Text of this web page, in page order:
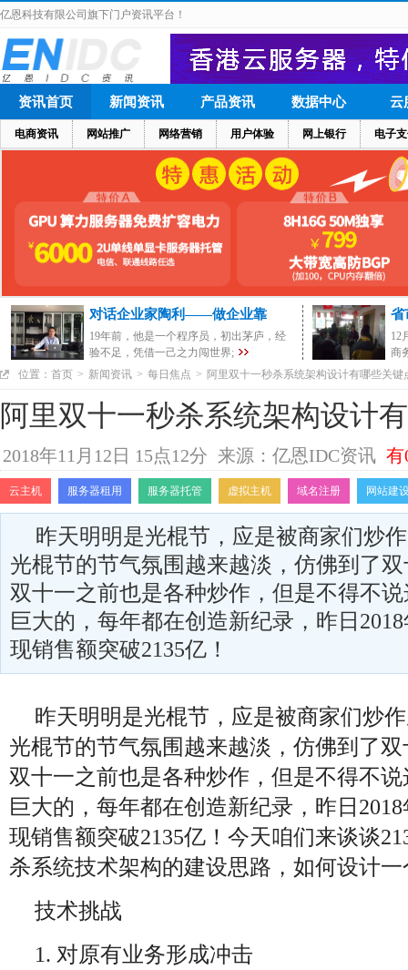
亿恩科技有限公司旗下门户资讯平台！
资讯首页
电商资讯 网站推广 网络营销 用户体验 网上银行 电子
新闻资讯 产品资讯 数据中心 云
对话企业家陶利——做企业靠
19年前，他是一个程序员，初出茅庐，经
验不足，凭借一己之力闯世界;
省
12
商
位置： 首页 > 新闻资讯 > 每日焦点 > 阿里双十一秒杀系统架构设计有哪些关键
阿里双十一秒杀系统架构设计
2018年11月12日 15点12分 来源：亿恩IDC资讯 有
云主机 服务器租用 服务器托管 虚拟主机 域名注册 网站建
昨天明明是光棍节，应是被商家们炒
光棍节的节气氛围越来越淡，仿佛到了
双十一之前也是各种炒作，但是不得不
巨大的，每年都在创造新纪录，昨日
现销售额突破2135亿！
昨天明明是光棍节，应是被商家们炒
光棍节的节气氛围越来越淡，仿佛到了
双十一之前也是各种炒作，但是不得不
巨大的，每年都在创造新纪录，昨日
现销售额突破2135亿！今天咱们来谈谈
杀系统技术架构的建设思路，如何设计
技术挑战
1. 对原有业务形成冲击